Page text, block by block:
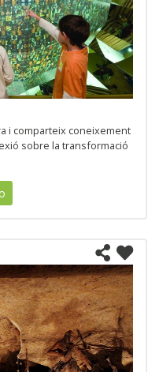
i comparteix coneixement
sobre la transformació